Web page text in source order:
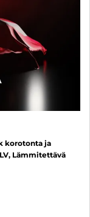
korotonta ja
Lämmitettävä